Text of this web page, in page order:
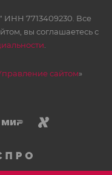
7713409230. Все
вы соглашаетесь с
сайтом»